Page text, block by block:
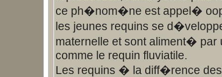
ce ph�nom�ne est appel�
les jeunes requins se
maternelle et sont aliment� par
comme le requin fluviatile.
Les requins � la diff�rence